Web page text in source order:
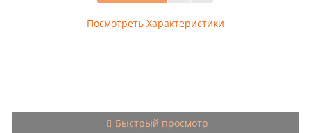
Посмотреть Характеристики
Быстрый просмотр